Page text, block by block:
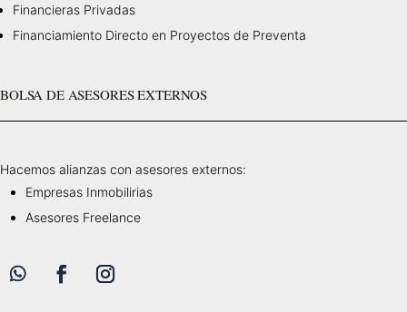
Financieras Privadas
Financiamiento Directo en Proyectos de Preventa
BOLSA DE ASESORES EXTERNOS
Hacemos alianzas con asesores externos:
Empresas Inmobilirias
Asesores Freelance